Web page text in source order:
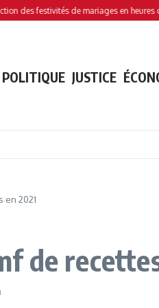
festivités de mariages en heures
POLITIQUE JUSTICE
en 2021
de